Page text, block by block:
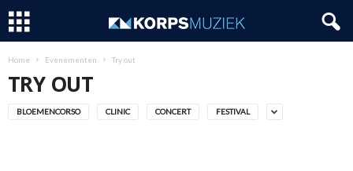
Home Evenementen Try out
TRY OUT
BLOEMENCORSO CLINIC CONCERT FESTIVAL